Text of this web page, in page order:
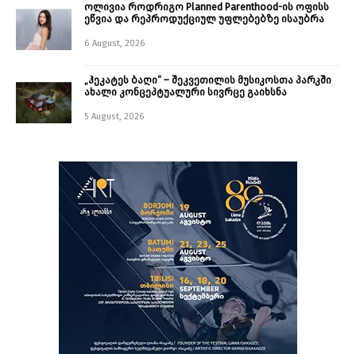
ოლივია როდრიგო Planned Parenthood-ის ოფისს
ეწვია და რეპროდუქციულ უფლებებზე ისაუბრა
6 August, 2026
„ჰეკატეს ბაღი“ – შეკვეთილის მუსიკოსთა პარკში
ახალი კონცეპტუალური სივრცე გაიხსნა ￼
5 August, 2026